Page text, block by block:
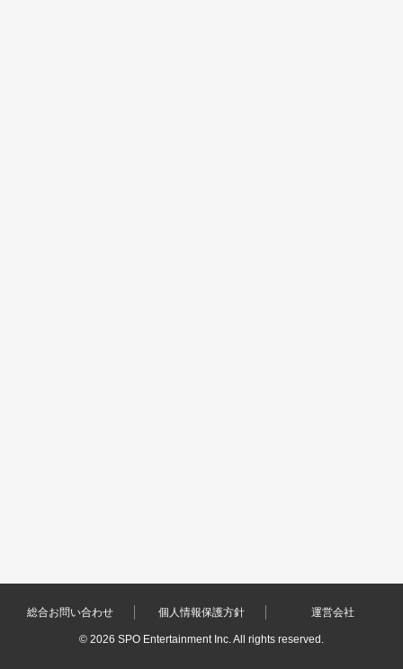
総合お問い合わせ 個人情報保護方針 運営会社
© 2026 SPO Entertainment Inc. All rights reserved.